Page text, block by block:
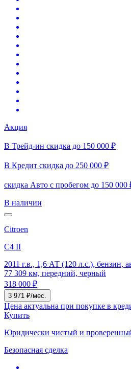
Акция
В Трейд-ин скидка до 150 000 ₽
В Кредит скидка до 250 000 ₽
скидка Авто с пробегом до 150 000
В наличии
Citroen
C4 II
2011 г.в., 1,6 АТ (120 л.с.), бензин,
77 309 км, передний, черный
318 000 ₽
3 971 ₽/мес.
Цена актуальна при покупке в
Купить
Юридически чистый и
Безопасная сделка